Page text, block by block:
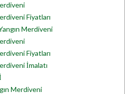
Fiyatları
Merdiveni
Fiyatları
İmalatı
Merdiveni